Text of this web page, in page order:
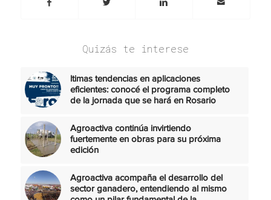
Quizás te interese
ltimas tendencias en aplicaciones
eficientes: conocé el programa completo
de la jornada que se hará en Rosario
Agroactiva continúa invirtiendo
fuertemente en obras para su próxima
edición
Agroactiva acompaña el desarrollo del
sector ganadero, entendiendo al mismo